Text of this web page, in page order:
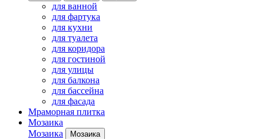
для ванной
для фартука
для кухни
для туалета
для коридора
для гостиной
для улицы
для балкона
для бассейна
для фасада
Мраморная плитка
Мозаика
Мозаика
Мозаика